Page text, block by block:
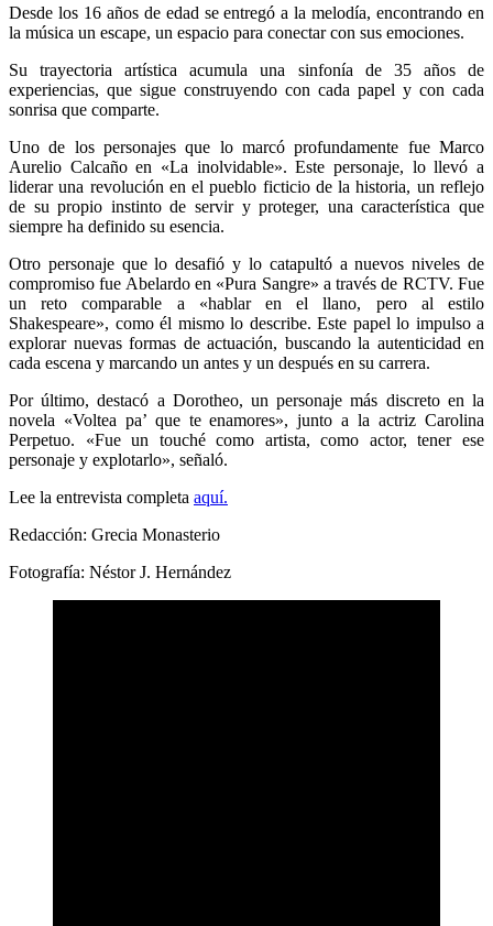
Desde los 16 años de edad se entregó a la melodía, encontrando en
la música un escape, un espacio para conectar con sus emociones.
Su trayectoria artística acumula una sinfonía de 35 años de
experiencias, que sigue construyendo con cada papel y con cada
sonrisa que comparte.
Uno de los personajes que lo marcó profundamente fue Marco
Aurelio Calcaño en «La inolvidable». Este personaje, lo llevó a
liderar una revolución en el pueblo ficticio de la historia, un reflejo
de su propio instinto de servir y proteger, una característica que
siempre ha definido su esencia.
Otro personaje que lo desafió y lo catapultó a nuevos niveles de
compromiso fue Abelardo en «Pura Sangre» a través de RCTV. Fue
un reto comparable a «hablar en el llano, pero al estilo
Shakespeare», como él mismo lo describe. Este papel lo impulso a
explorar nuevas formas de actuación, buscando la autenticidad en
cada escena y marcando un antes y un después en su carrera.
Por último, destacó a Dorotheo, un personaje más discreto en la
novela «Voltea pa’ que te enamores», junto a la actriz Carolina
Perpetuo. «Fue un touché como artista, como actor, tener ese
personaje y explotarlo», señaló.
Lee la entrevista completa aquí.
Redacción: Grecia Monasterio
Fotografía: Néstor J. Hernández